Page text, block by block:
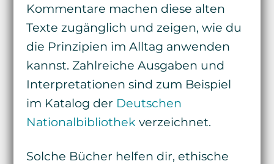
Kommentare machen diese alten
Texte zugänglich und zeigen, wie du
die Prinzipien im Alltag anwenden
kannst. Zahlreiche Ausgaben und
Interpretationen sind zum Beispiel
im Katalog der Deutschen
Nationalbibliothekverzeichnet.
Solche Bücher helfen dir, ethische